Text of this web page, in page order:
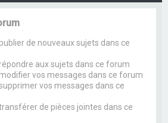
publier de nouveaux sujets dans ce
répondre aux sujets dans ce forum
modifier vos messages dans ce forum
vos messages dans ce
de pièces jointes dans ce